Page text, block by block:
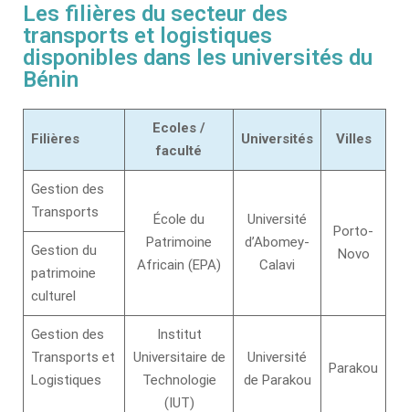
Les filières du secteur des
transports et logistiques
disponibles dans les universités du
Bénin
Filières
Ecoles /
faculté
Universités Villes
Gestion des
Transports
École du
Patrimoine
Africain (EPA)
Université
d’Abomey-
Calavi
Porto-
Novo
Gestion du
patrimoine
culturel
Gestion des
Transports et
Logistiques
Institut
Universitaire de
Technologie
(IUT)
Université
de Parakou
Parakou